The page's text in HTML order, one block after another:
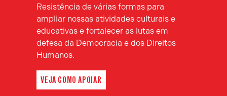
Resistência de várias formas para
ampliar nossas atividades culturais e
educativas e fortalecer as lutas em
defesa da Democracia e dos Direitos
Humanos.
VEJA COMO APOIAR